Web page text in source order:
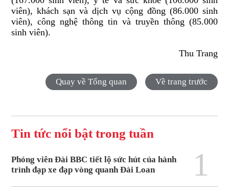
viên), khách sạn và dịch vụ cộng đồng (86.000 sinh
viên), công nghệ thông tin và truyền thông (85.000
sinh viên).
Thu Trang
Quay về Tổng quan Về trang trước
Tin tức nổi bật trong tuần
Phóng viên Đài BBC tiết lộ sức hút của hành
trình đạp xe đạp vòng quanh Đài Loan
1